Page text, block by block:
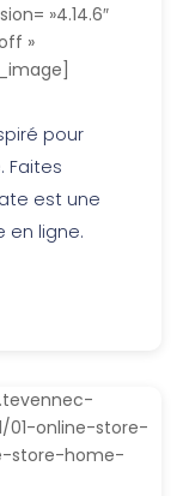
»4.14.6″
»
pour
Faites
est une
en ligne.
01-online-store-
store-home-